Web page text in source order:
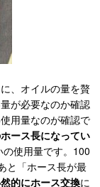
、オイルの量を贅
が必要なのか確認
用量なのが確認で
ース長になってい
の使用量です。100
と「ホース長が最
的にホース交換に